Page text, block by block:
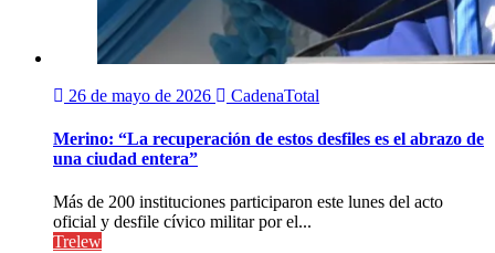
26 de mayo de 2026 CadenaTotal
Merino: “La recuperación de estos desfiles es el abrazo de
una ciudad entera”
Más de 200 instituciones participaron este lunes del acto
oficial y desfile cívico militar por el...
Trelew